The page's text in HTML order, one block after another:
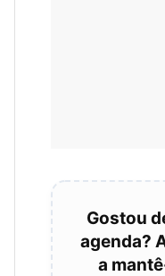
Gostou
agenda?
a